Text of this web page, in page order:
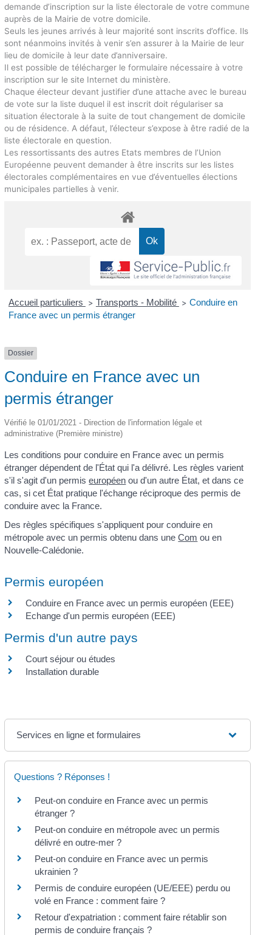
demande d’inscription sur la liste électorale de votre commune
auprès de la Mairie de votre domicile.
Seuls les jeunes arrivés à leur majorité sont inscrits d’office. Ils
sont néanmoins invités à venir s’en assurer à la Mairie de leur
lieu de domicile à leur date d’anniversaire.
Il est possible de télécharger le formulaire nécessaire à votre
inscription sur le site Internet du ministère.
Chaque électeur devant justifier d’une attache avec le bureau
de vote sur la liste duquel il est inscrit doit régulariser sa
situation électorale à la suite de tout changement de domicile
ou de résidence. A défaut, l’électeur s’expose à être radié de la
liste électorale en question.
Les ressortissants des autres Etats membres de l’Union
Européenne peuvent demander à être inscrits sur les listes
électorales complémentaires en vue d’éventuelles élections
municipales partielles à venir.
Accueil particuliers > Transports - Mobilité > Conduire en
France avec un permis étranger
Dossier
Conduire en France avec un
permis étranger
Vérifié le 01/01/2021 - Direction de l'information légale et
administrative (Première ministre)
Les conditions pour conduire en France avec un permis
étranger dépendent de l'État qui l'a délivré. Les règles varient
s'il s'agit d'un permiseuropéen ou d'un autre État, et dans ce
cas, si cet État pratique l'échange réciproque des permis de
conduire avec la France.
Des règles spécifiques s'appliquent pour conduire en
métropole avec un permis obtenu dans uneCom ou en
Nouvelle-Calédonie.
Permis européen
Conduire en France avec un permis européen (EEE)
Echange d'un permis européen (EEE)
Permis d'un autre pays
Court séjour ou études
Installation durable
Services en ligne et formulaires
Questions ? Réponses !
Peut-on conduire en France avec un permis
étranger ?
Peut-on conduire en métropole avec un permis
délivré en outre-mer ?
Peut-on conduire en France avec un permis
ukrainien ?
Permis de conduire européen (UE/EEE) perdu ou
volé en France : comment faire ?
Retour d'expatriation : comment faire rétablir son
permis de conduire français ?